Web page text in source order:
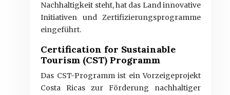
Nachhaltigkeit steht, hat das Land innovative
Initiativen und Zertifizierungsprogramme
eingeführt.
Certification for Sustainable
Tourism (CST) Programm
Das CST-Programm ist ein Vorzeigeprojekt
Costa Ricas zur Förderung nachhaltiger